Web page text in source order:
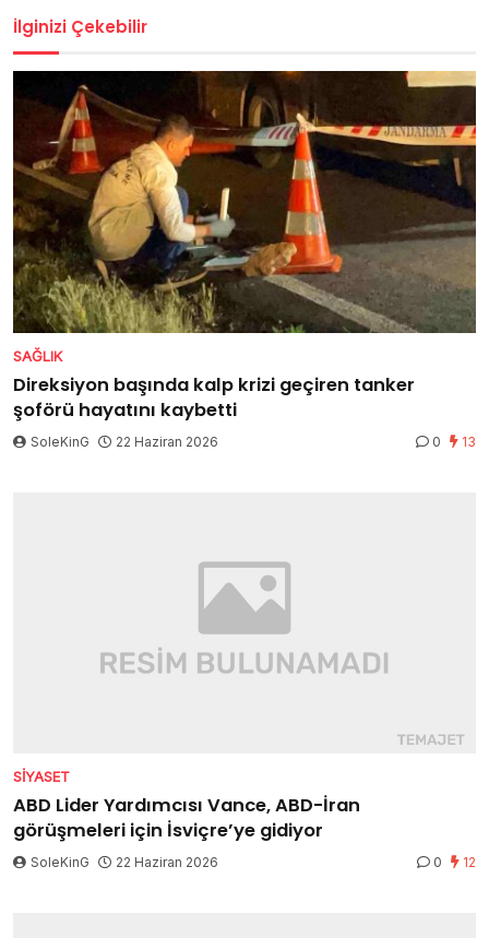
İlginizi Çekebilir
SAĞLIK
Direksiyon başında kalp krizi geçiren tanker
şoförü hayatını kaybetti
SoleKinG 22 Haziran 2026 0 13
SIYASET
ABD Lider Yardımcısı Vance, ABD-İran
görüşmeleri için İsviçre’ye gidiyor
SoleKinG 22 Haziran 2026 0 12